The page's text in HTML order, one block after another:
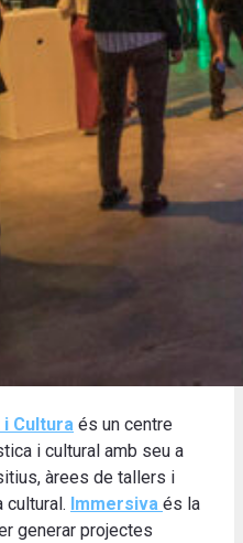
i Cultura és un centre
i cultural amb seu a
àrees de tallers i
cultural. Immersiva és la
generar projectes